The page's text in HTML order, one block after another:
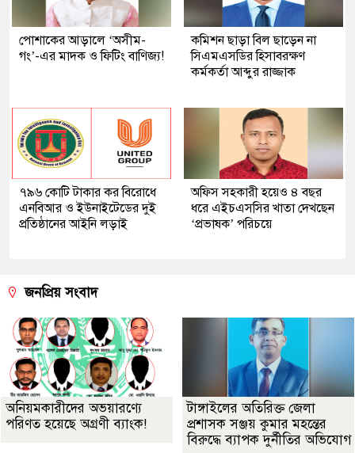
পোশাকের আড়ালে ‘অসীম-
গং’-এর মাদক ও ফিটিং বাণিজ্য!
কমিশন ছাড়া বিল ছাড়েন না
সিএমএসডির হিসাবরক্ষণ
কর্মকর্তা আব্দুর রাজ্জাক
৭৯৬ কোটি টাকার কর বিরোধে
এনবিআর ও ইউনাইটেডের দুই
প্রতিষ্ঠানের আইনি লড়াই
অফিস সহকারী হয়েও ৪ বছর
ধরে এইচএসসির খাতা দেখছেন
‘প্রভাষক’ পরিচয়ে
জনপ্রিয় সংবাদ
অনিয়মকারীদের অভয়ারণ্যে
পরিণত হয়েছে অগ্রণী ব্যাংক!
টাঙ্গাইলের অতিরিক্ত জেলা
প্রশাসক সঞ্জয় কুমার মহন্তের
বিরুদ্ধে ব্যাপক দুর্নীতির অভিযোগ